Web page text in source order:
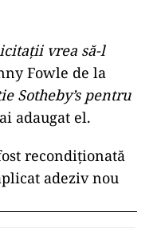
vrea să-l
Fowle de la
Sotheby’s pentru
adaugat el.
recondiționată
adeziv nou